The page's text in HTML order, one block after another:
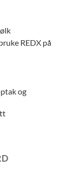
REDX på
og